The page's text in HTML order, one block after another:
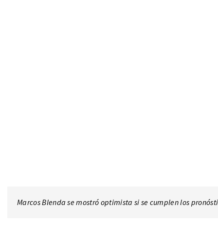
Marcos Blenda se mostró optimista si se cumplen los